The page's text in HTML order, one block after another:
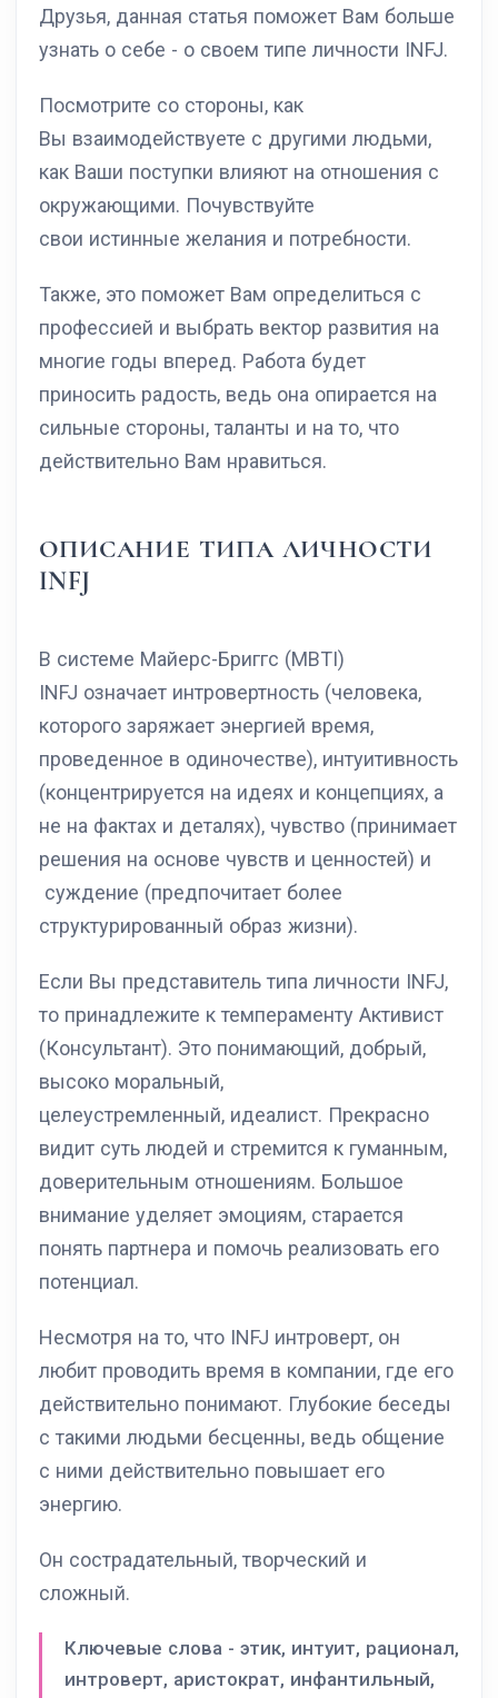
Друзья, данная статья поможет Вам больше
узнать о себе - о своем типе личности INFJ.
Посмотрите со стороны, как
Вы взаимодействуете с другими людьми,
как Ваши поступки влияют на отношения с
окружающими. Почувствуйте
свои истинные желания и потребности.
Также, это поможет Вам определиться с
профессией и выбрать вектор развития на
многие годы вперед. Работа будет
приносить радость, ведь она опирается на
сильные стороны, таланты и на то, что
действительно Вам нравиться.
ОПИСАНИЕ ТИПА ЛИЧНОСТИ
INFJ
В системе Майерс-Бриггс (MBTI)
INFJ означает интровертность (человека,
которого заряжает энергией время,
проведенное в одиночестве), интуитивность
(концентрируется на идеях и концепциях, а
не на фактах и деталях), чувство (принимает
решения на основе чувств и ценностей) и
суждение (предпочитает более
структурированный образ жизни).
Если Вы представитель типа личности INFJ,
то принадлежите к темпераменту Активист
(Консультант). Это понимающий, добрый,
высоко моральный,
целеустремленный, идеалист. Прекрасно
видит суть людей и стремится к гуманным,
доверительным отношениям. Большое
внимание уделяет эмоциям, старается
понять партнера и помочь реализовать его
потенциал.
Несмотря на то, что INFJ интроверт, он
любит проводить время в компании, где его
действительно понимают. Глубокие беседы
с такими людьми бесценны, ведь общение
с ними действительно повышает его
энергию.
Он сострадательный, творческий и
сложный.
Ключевые слова - этик, интуит, рационал,
интроверт, аристократ, инфантильный,